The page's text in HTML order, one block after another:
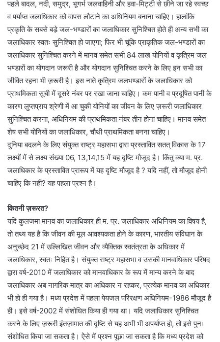
पहले बादल, नदी, समुद्र, भूगर्भ जलवाहिनी और हवा-मिट्टी से छीने जा रहे स्वच्छ
व पर्याप्त जलाधिकार को वापस लौटाने का अधिनियम बनाना चाहिए। हालांकि
प्रकृति के सबसे बडे़ जल-भण्डारों का जलाधिकार सुनिश्चित होते ही अन्य सभी का
जलाधिकार स्वतः सुनिश्चित हो जाएगा; फिर भी चूंकि प्राकृतिक जल-भण्डारों का
जलाधिकार सुनिश्चित करने में मानव समेत सभी 84 लाख योनियों व कृत्रिम जल
भण्डारों का योगदान जरूरी है और योगदान सुनिश्चित करने के लिए इन सभी का
जीवित रहना भी ज़रूरी है। इस नाते कृत्रिम जलभण्डारों के जलाधिकार को
प्राथमिकता सूची में दूसरे नंबर पर रखा जाना चाहिए। कम पानी व प्रदूषित पानी के
कारण लुप्तप्राय श्रेणी में आ चुकी योनियों का जीवन के लिए ज़रूरी जलाधिकार
सुनिश्चित करना, अधिनियम की प्राथमिकता नंबर तीन होना चाहिए। मानव समेत
शेष सभी योनियों का जलाधिकार, चौथी प्राथमिकता बनना चाहिए।
दुनिया बदलने के लिए संयुक्त राष्ट्र महासभा द्वारा प्रस्तावित सतत् विकास के 17
लक्ष्यों में से लक्ष्य संख्या 06, 13,14,15 में यह दृष्टि मौजूद है। किंतु क्या म. प्र.
जलाधिकार के प्रस्तावित प्रारूप में यह दृष्टि मौजूद है ? यदि नहीं, तो मौजूद होनी
चाहिए कि नहीं? यह पहला प्रश्न है।
कितनी ज़रूरत?
यदि कुलजमा मानव का जलाधिकार ही म. प्र. जलाधिकार अधिनियम का विषय है,
तो तथ्य यह है कि जीवन की मूल आवश्यकता होने के कारण, भारतीय संविधान के
अनुच्छेद 21 में उल्लिखित जीवन और व्यैक्तिक स्वतंत्रता के अधिकार में
जलाधिकार, स्वतः निहित है। संयुक्त राष्ट्र महासभा व उसकी मानवाधिकार परिषद
द्वारा वर्ष-2010 में जलाधिकार को मानवाधिकार के रूप में मान्य करने के बाद
जलाधिकार अब नागरिक मात्र का अधिकार न रहकर, प्रत्येक मानव का अधिकार
भी हो ही गया है। मध्य प्रदेश में पहला पेयजल परिरक्षण अधिनियम-1986 मौजूद है
ही। इसे वर्ष-2002 में संशोधित किया ही गया था। यदि जलाधिकार सुनिश्चित
करने के लिए ज़रूरी इंतज़ामात की दृष्टि से यह अभी भी अपर्याप्त हो, तो इसे पुनः
संशोधित किया जा सकता है। ऐेसे में प्रश्न पूछा जा सकता है कि मध्य प्रदेश को